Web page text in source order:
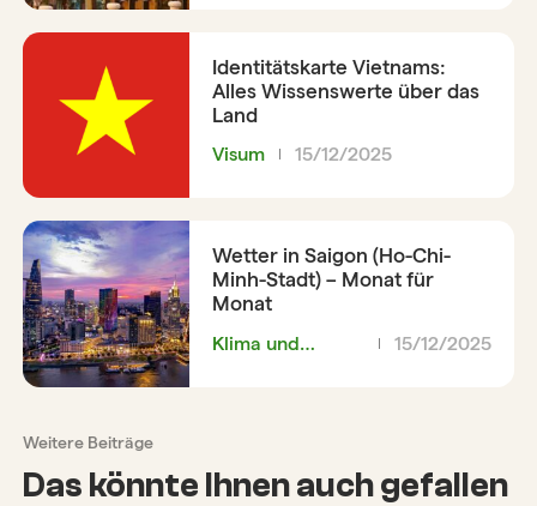
Identitätskarte Vietnams:
Alles Wissenswerte über das
Land
Visum 15/12/2025
Wetter in Saigon (Ho-Chi-
Minh-Stadt) – Monat für
Monat
Klima und
15/12/2025
Weitere Beiträge
Das könnte Ihnen auch gefallen